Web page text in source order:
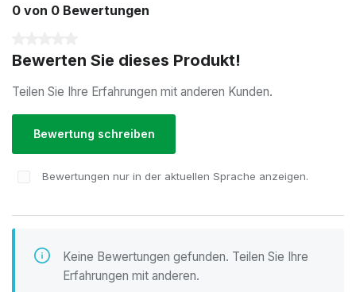
0 von 0 Bewertungen
Bewerten Sie dieses Produkt!
Teilen Sie Ihre Erfahrungen mit anderen Kunden.
Bewertung schreiben
Bewertungen nur in der aktuellen Sprache anzeigen.
Keine Bewertungen gefunden. Teilen Sie Ihre
Erfahrungen mit anderen.